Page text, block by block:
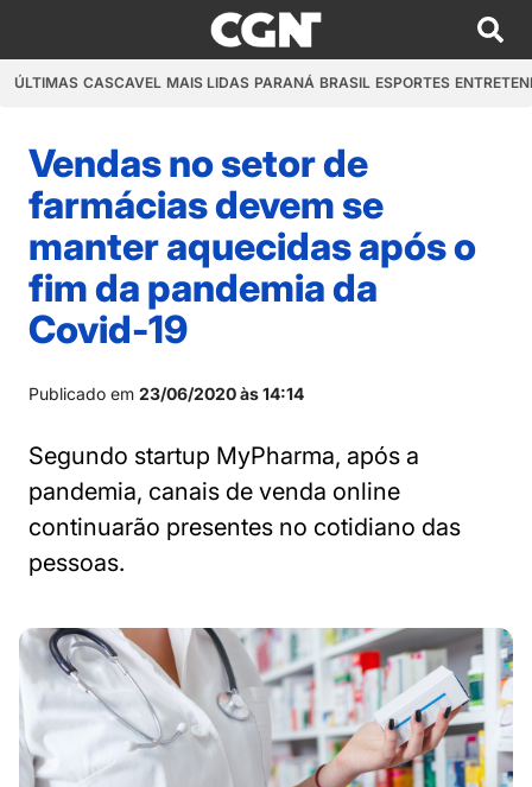
ÚLTIMAS CASCAVEL MAIS LIDAS PARANÁ BRASIL ESPORTES
Vendas no setor de
farmácias devem se
manter aquecidas após o
fim da pandemia da
Covid-19
Publicado em 23/06/2020 às 14:14
Segundo startup MyPharma, após a
pandemia, canais de venda online
continuarão presentes no cotidiano das
pessoas.